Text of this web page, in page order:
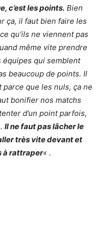
c’est les points. Bien
ça, il faut bien faire les
qu’ils ne viennent pas
même vite prendre
équipes qui semblent
beaucoup de points. Il
que les nuls, ça ne
bonifier nos matchs
d’un point parfois,
Il ne faut pas lâcher le
très vite devant et
à rattraper« .